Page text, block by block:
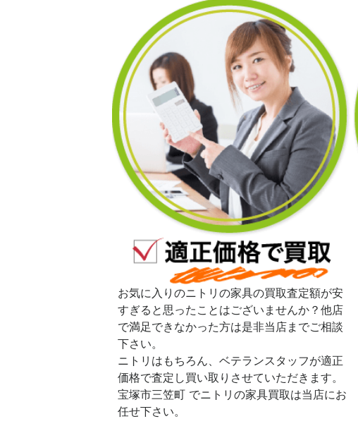
お気に入りのニトリの家具の買取査定額が安
すぎると思ったことはございませんか？他店
で満足できなかった方は是非当店までご相談
下さい。
ニトリはもちろん、ベテランスタッフが適正
価格で査定し買い取りさせていただきます。
宝塚市三笠町 でニトリの家具買取は当店にお
任せ下さい。